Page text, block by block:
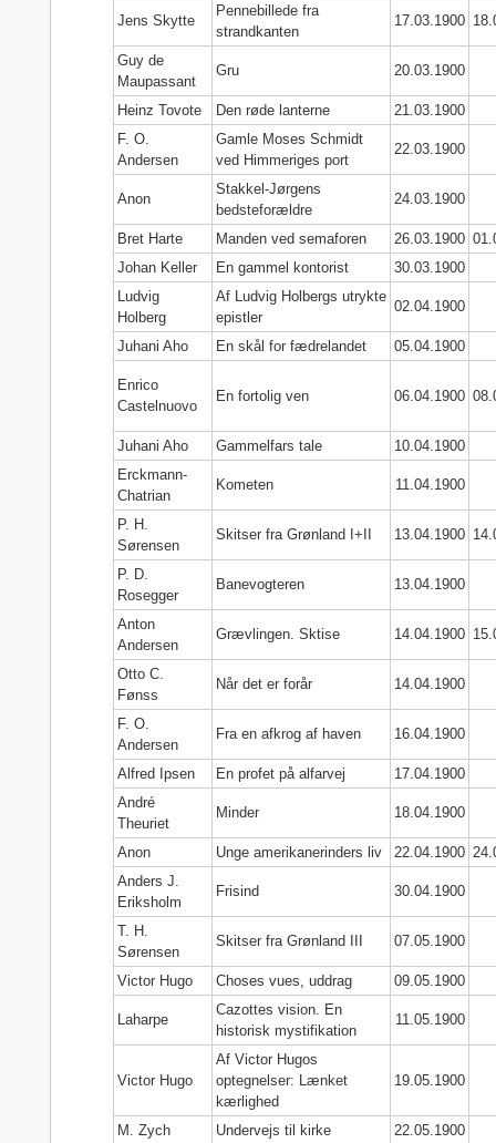
Jens Skytte
Pennebillede fra
strandkanten
17.03.1900
Guy de
Maupassant
Gru 20.03.1900
Heinz Tovote Den røde lanterne
21.03.1900
F. O.
Andersen
Gamle Moses Schmidt
ved Himmeriges port
22.03.1900
Anon
Stakkel-Jørgens
bedsteforældre
24.03.1900
Bret Harte Manden ved semaforen 26.03.1900
Johan Keller
En gammel kontorist
30.03.1900
Ludvig
Holberg
Af Ludvig Holbergs utrykte
epistler
02.04.1900
Juhani Aho En skål for fædrelandet 05.04.1900
Enrico
Castelnuovo
En fortolig ven 06.04.1900
Juhani Aho Gammelfars tale
10.04.1900
Erckmann-
Chatrian
Kometen 11.04.1900
P. H.
Sørensen
Skitser fra Grønland I+II 13.04.1900
P. D.
Rosegger
Banevogteren 13.04.1900
Anton
Andersen
Grævlingen. Sktise 14.04.1900
Otto C.
Fønss
Når det er forår 14.04.1900
F. O.
Andersen
Fra en afkrog af haven 16.04.1900
Alfred Ipsen En profet på alfarvej
17.04.1900
André
Theuriet
Minder 18.04.1900
Anon Unge amerikanerinders liv 22.04.1900
Anders J.
Eriksholm
Frisind 30.04.1900
T. H.
Sørensen
Skitser fra Grønland III 07.05.1900
Victor Hugo Choses vues, uddrag 09.05.1900
Laharpe
Cazottes vision. En
historisk mystifikation
11.05.1900
Victor Hugo
Af Victor Hugos
optegnelser: Lænket
kærlighed
19.05.1900
M. Zych Undervejs til kirke
22.05.1900